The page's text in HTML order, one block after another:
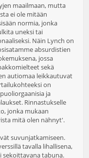
maailmaan, mutta
ei ole mitään
normia, jonka
uneksi tai
Näin Lynch on
absurdistien
jossa
sekä
autiomaa leikkautuvat
on
ja
Rinnastukselle
jonka mukaan
mitä olen nähnyt'.
suvunjatkamiseen.
tavalla lihallisena,
sekoittavana tabuna.